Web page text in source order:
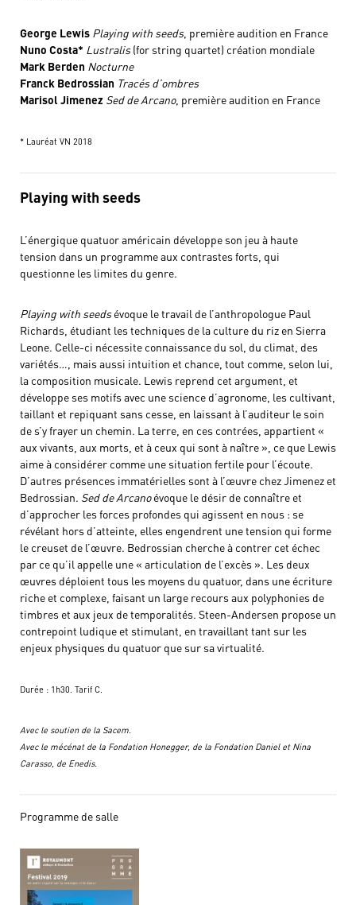
George Lewis Playing with seeds, première audition en France
Nuno Costa* Lustralis(for string quartet) création mondiale
Mark Berden Nocturne
Franck Bedrossian Tracés d’ombres
Marisol Jimenez Sed de Arcano, première audition en France
* Lauréat VN 2018
Playing with seeds
L’énergique quatuor américain développe son jeu à haute
tension dans un programme aux contrastes forts, qui
questionne les limites du genre.
Playing with seedsévoque le travail de l’anthropologue Paul
Richards, étudiant les techniques de la culture du riz en Sierra
Leone. Celle-ci nécessite connaissance du sol, du climat, des
variétés…, mais aussi intuition et chance, tout comme, selon lui,
la composition musicale. Lewis reprend cet argument, et
développe ses motifs avec une science d’agronome, les cultivant,
taillant et repiquant sans cesse, en laissant à l’auditeur le soin
de s’y frayer un chemin. La terre, en ces contrées, appartient «
aux vivants, aux morts, et à ceux qui sont à naître », ce que Lewis
aime à considérer comme une situation fertile pour l’écoute.
D’autres présences immatérielles sont à l’œuvre chez Jimenez et
Bedrossian. Sed de Arcanoévoque le désir de connaître et
d’approcher les forces profondes qui agissent en nous : se
révélant hors d’atteinte, elles engendrent une tension qui forme
le creuset de l’œuvre. Bedrossian cherche à contrer cet échec
par ce qu’il appelle une « articulation de l’excès ». Les deux
œuvres déploient tous les moyens du quatuor, dans une écriture
riche et complexe, faisant un large recours aux polyphonies de
timbres et aux jeux de temporalités. Steen-Andersen propose un
contrepoint ludique et stimulant, en travaillant tant sur les
enjeux physiques du quatuor que sur sa virtualité.
Durée : 1h30. Tarif C.
Avec le soutien de la Sacem.
Avec le mécénat de la Fondation Honegger, de la Fondation Daniel et Nina
Carasso, de Enedis.
Programme de salle